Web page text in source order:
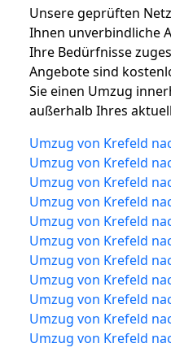
Unsere geprüften
Ihnen unverbindliche
Ihre Bedürfnisse
Angebote sind
Sie einen Umzug
außerhalb Ihres
Umzug von Krefeld
Umzug von Krefeld
Umzug von Krefeld
Umzug von Krefeld
Umzug von Krefeld
Umzug von Krefeld
Umzug von Krefeld
Umzug von Krefeld
Umzug von Krefeld
Umzug von Krefeld
Umzug von Krefeld